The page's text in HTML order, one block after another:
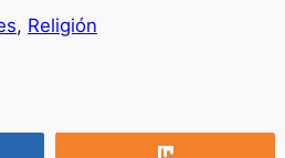
, Religión